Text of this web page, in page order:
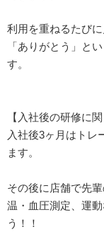
利用を重ねるたび
「ありがとう」と
す。
【入社後の研修に関
入社後3ヶ月はトレ
ます。
その後に店舗で先
温・血圧測定、運
う！！